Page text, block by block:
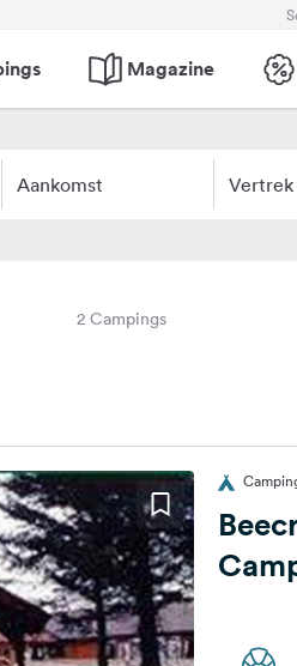
Magazine
Aankomst Vertrek
2 Campings